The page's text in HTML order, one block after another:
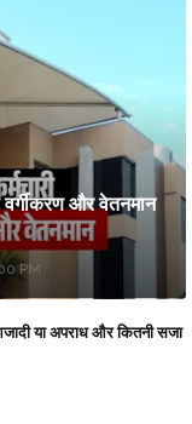
वर्गीकरण और वेतनमान
PM
या अपराध और कितनी सजा